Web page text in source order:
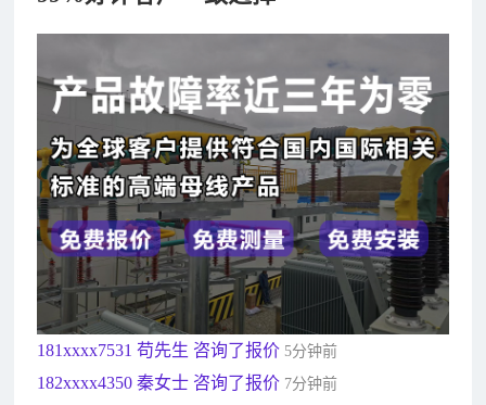
182xxxx4350 秦女士 咨询了报价 7分钟前
156xxxx3534 郭先生 咨询了报价7分钟前
192xxxx2920 周先生 咨询了报价10分钟前
189xxxx6562 王先生 咨询了报价1秒前
190xxxx3508 徐女士 咨询了报价5秒前
135xxxx6654 张先生 咨询了报价
181xxxx7531 苟先生 咨询了报价5分钟前
182xxxx4350 秦女士 咨询了报价 7分钟前
156xxxx3534 郭先生 咨询了报价 7分钟前